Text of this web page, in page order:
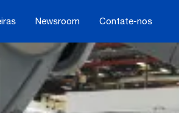
Newsroom Contate-nos